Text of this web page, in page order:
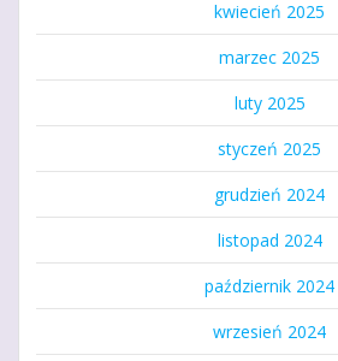
kwiecień 2025
marzec 2025
luty 2025
styczeń 2025
grudzień 2024
listopad 2024
październik 2024
wrzesień 2024